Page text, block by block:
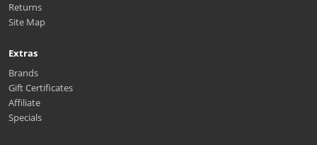
Returns
Site Map
Extras
Brands
Gift Certificates
Affiliate
Specials